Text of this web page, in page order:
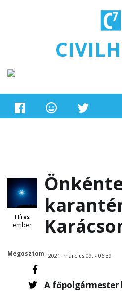
Híres
ember
Megosztom 2021. március 09. - 06:39
A főpolgármester